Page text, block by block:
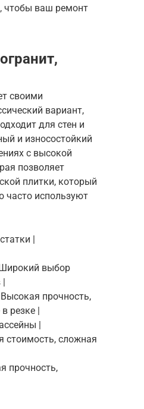
чтобы ваш ремонт
своими
вариант,
для стен и
и износостойкий
с высокой
позволяет
плитки, который
часто используют
|
выбор
|
прочность,
резке |
|
стоимость, сложная
прочность,